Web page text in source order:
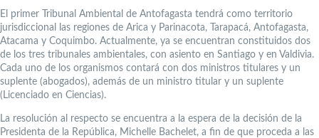
El primer Tribunal Ambiental de Antofagasta tendrá como territorio
jurisdiccional las regiones de Arica y Parinacota, Tarapacá, Antofagasta,
Atacama y Coquimbo. Actualmente, ya se encuentran constituidos dos
de los tres tribunales ambientales, con asiento en Santiago y en Valdivia.
Cada uno de los organismos contará con dos ministros titulares y un
suplente (abogados), además de un ministro titular y un suplente
(Licenciado en Ciencias).
La resolución al respecto se encuentra a la espera de la decisión de la
Presidenta de la República, Michelle Bachelet, a fin de que proceda a las